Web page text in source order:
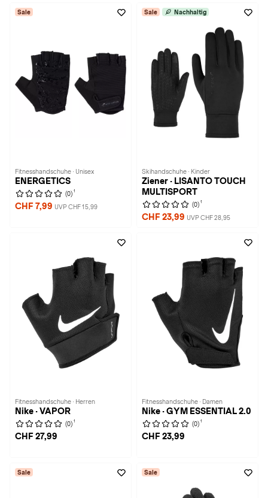
Sale
Fitnesshandschuhe · Unisex
ENERGETICS
(0) 1
CHF 7,99 UVP CHF 15,99
Sale Nachhaltig
Skihandschuhe · Kinder
Ziener · LISANTO TOUCH
MULTISPORT
(0) 1
CHF 23,99 UVP CHF 28,95
Fitnesshandschuhe · Herren
Nike · VAPOR
(0) 1
CHF 27,99
Fitnesshandschuhe · Damen
Nike · GYM ESSENTIAL 2.0
(0) 1
CHF 23,99
Sale Sale